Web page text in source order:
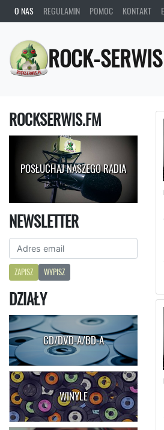
O NAS REGULAMIN POMOC KONTAKT
ROCK-SERWIS
ROCKSERWIS.FM
POSŁUCHAJ NASZEGO RADIA
NEWSLETTER
ZAPISZ WYPISZ
DZIAŁY
CD/DVD-A/BD-A
WINYLE